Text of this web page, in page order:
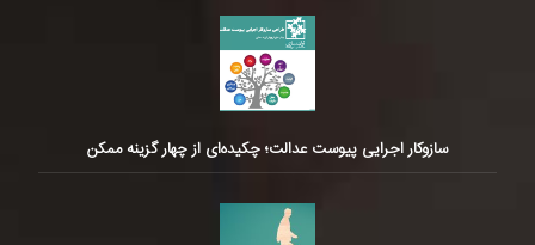
سازوکار اجرایی پیوست عدالت؛ چکیده‌ای از چهار گزینه ممکن